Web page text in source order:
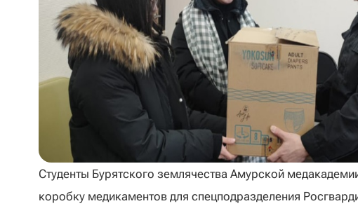
Студенты Бурятского землячества Амурской
коробку медикаментов для спецподразделения